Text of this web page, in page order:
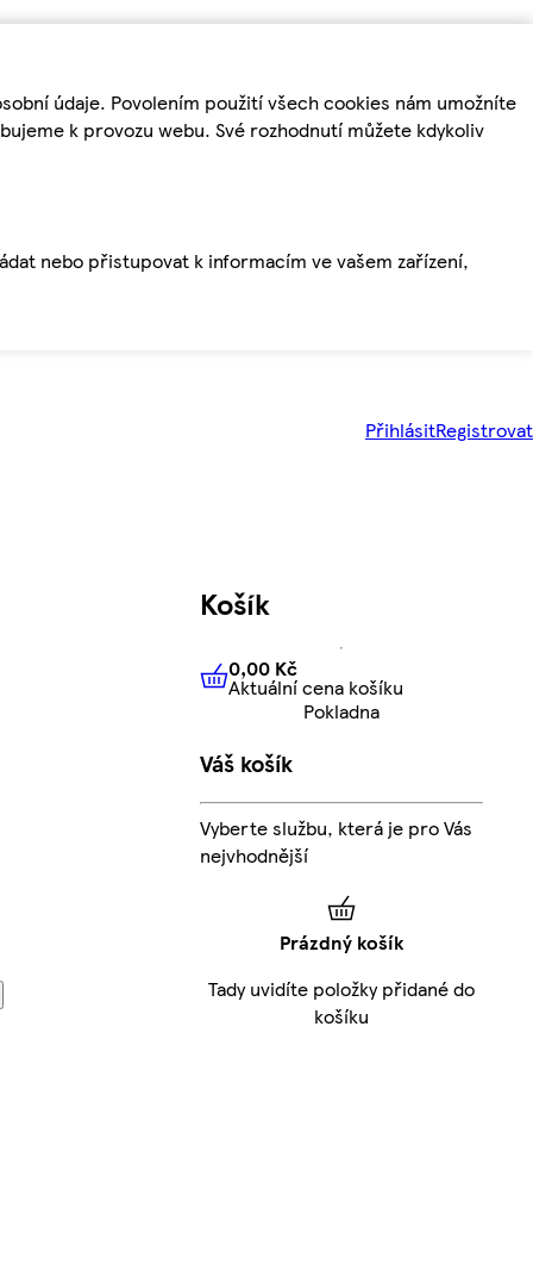
údaje. Povolením použití všech cookies nám umožníte
k provozu webu. Své rozhodnutí můžete kdykoliv
nebo přistupovat k informacím ve vašem zařízení,
PřihlásitRegistrovat
Košík
0,00 KčAktuální cena košíku
0,00 Kč
Aktuální cena košíku
Pokladna
Váš košík
Vyberte službu, která je pro Vás
nejvhodnější
Prázdný košík
Tady uvidíte položky přidané do
košíku